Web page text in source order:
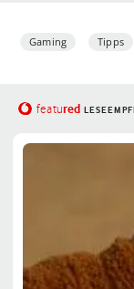
Gaming Tipps
featured